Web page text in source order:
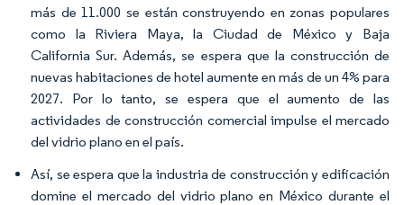
más de 11.000 se están construyendo en zonas populares
como la Riviera Maya, la Ciudad de México y Baja
California Sur. Además, se espera que la construcción de
nuevas habitaciones de hotel aumente en más de un 4% para
2027. Por lo tanto, se espera que el aumento de las
actividades de construcción comercial impulse el mercado
del vidrio plano en el país.
Así, se espera que la industria de construcción y edificación
domine el mercado del vidrio plano en México durante el